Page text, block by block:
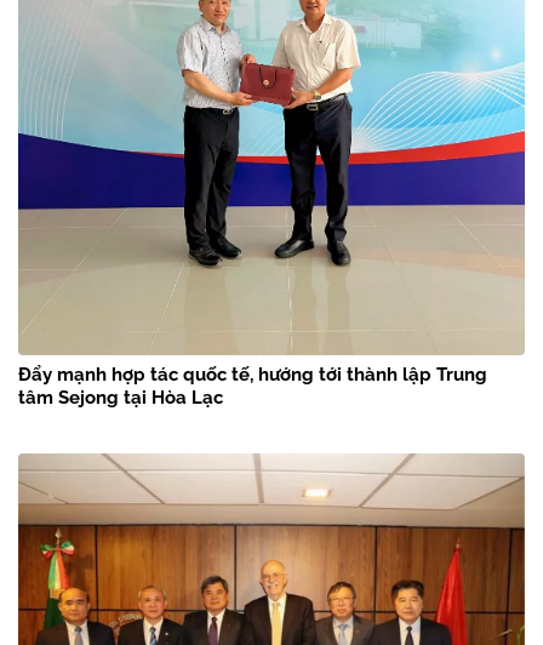
Đẩy mạnh hợp tác quốc tế, hướng tới thành lập Trung
tâm Sejong tại Hòa Lạc